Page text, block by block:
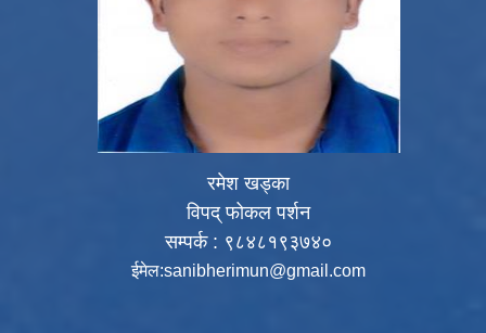
रमेश खड्का
विपद् फोकल पर्शन
सम्पर्क : ९८४८१९३७४०
ईमेल:sanibherimun@gmail.com